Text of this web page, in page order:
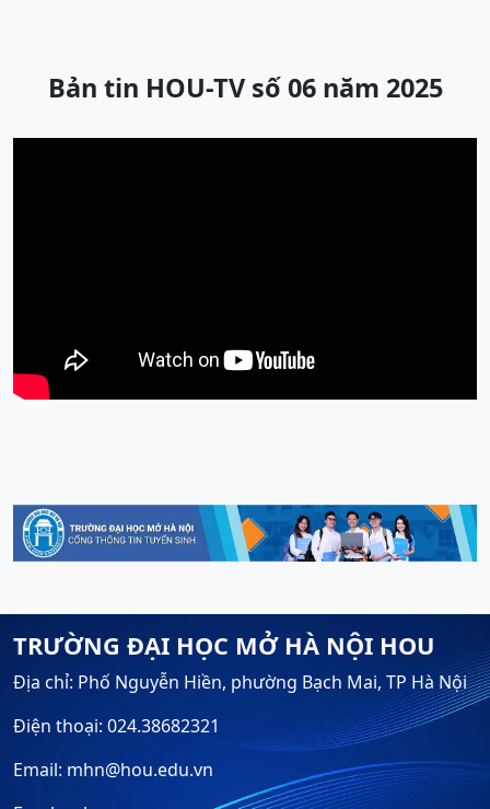
Bản tin HOU-TV số 06 năm 2025
TRƯỜNG ĐẠI HỌC MỞ HÀ NỘI HOU
Địa chỉ: Phố Nguyễn Hiền, phường Bạch Mai, TP Hà Nội
Điện thoại: 024.38682321
Email: mhn@hou.edu.vn